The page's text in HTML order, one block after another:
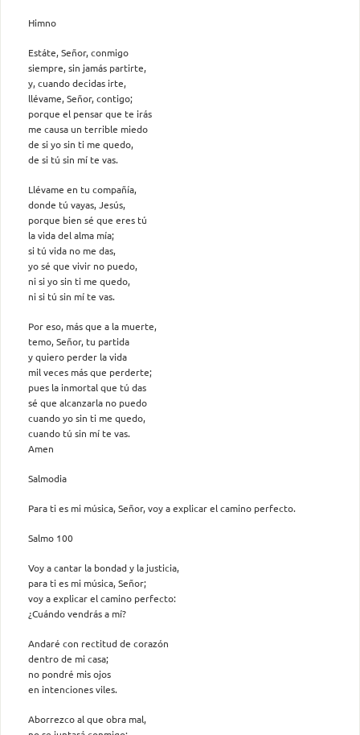
Himno
Estáte, Señor, conmigo
siempre, sin jamás partirte,
y, cuando decidas irte,
llévame, Señor, contigo;
porque el pensar que te irás
me causa un terrible miedo
de si yo sin ti me quedo,
de si tú sin mí te vas.
Llévame en tu compañía,
donde tú vayas, Jesús,
porque bien sé que eres tú
la vida del alma mía;
si tú vida no me das,
yo sé que vivir no puedo,
ni si yo sin ti me quedo,
ni si tú sin mí te vas.
Por eso, más que a la muerte,
temo, Señor, tu partida
y quiero perder la vida
mil veces más que perderte;
pues la inmortal que tú das
sé que alcanzarla no puedo
cuando yo sin ti me quedo,
cuando tú sin mí te vas.
Amen
Salmodia
Para ti es mi música, Señor, voy a explicar el camino perfecto.
Salmo 100
Voy a cantar la bondad y la justicia,
para ti es mi música, Señor;
voy a explicar el camino perfecto:
¿Cuándo vendrás a mí?
Andaré con rectitud de corazón
dentro de mi casa;
no pondré mis ojos
en intenciones viles.
Aborrezco al que obra mal,